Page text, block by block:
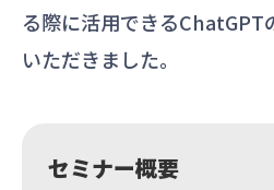
る際に活用できるChatGPT
いただきました。
セミナー概要